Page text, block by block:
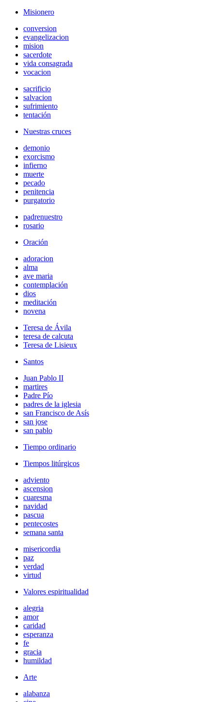
Misionero
conversion
evangelizacion
mision
sacerdote
vida consagrada
vocacion
sacrificio
salvacion
sufrimiento
tentación
Nuestras cruces
demonio
exorcismo
infierno
muerte
pecado
penitencia
purgatorio
padrenuestro
rosario
Oración
adoracion
alma
ave maria
contemplación
dios
meditación
novena
Teresa de Ávila
teresa de calcuta
Teresa de Lisieux
Santos
Juan Pablo II
martires
Padre Pío
padres de la iglesia
san Francisco de Asís
san jose
san pablo
Tiempo ordinario
Tiempos litúrgicos
adviento
ascension
cuaresma
navidad
pascua
pentecostes
semana santa
misericordia
paz
verdad
virtud
Valores espiritualidad
alegria
amor
caridad
esperanza
fe
gracia
humildad
Arte
alabanza